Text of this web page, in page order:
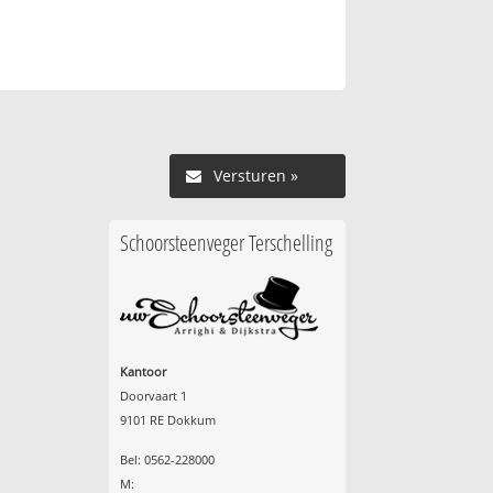
Versturen »
Schoorsteenveger Terschelling
Kantoor
Doorvaart 1
9101 RE Dokkum
Bel: 0562-228000
M: